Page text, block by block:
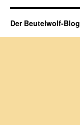
Der Beutelwolf-Blog